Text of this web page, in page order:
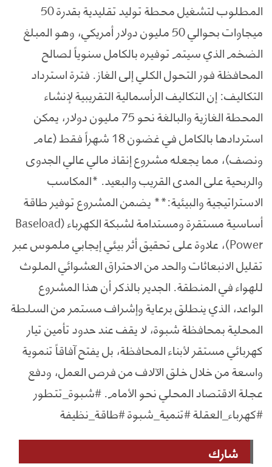
المطلوب لتشغيل محطة توليد تقليدية بقدرة 50
ميجاوات بحوالي 50 مليون دولار أمريكي، وهو المبلغ
الضخم الذي سيتم توفيره بالكامل سنوياً لصالح
المحافظة فور التحول الكلي إلى الغاز. فترة استرداد
التكاليف: إن التكاليف الرأسمالية التقريبية لإنشاء
المحطة الغازية والبالغة نحو 75 مليون دولار، يمكن
استردادها بالكامل في غضون 18 شهراً فقط (عام
ونصف)، مما يجعله مشروع إنقاذ مالي عالي الجدوى
والربحية على المدى القريب والبعيد. *المكاسب
الاستراتيجية والبيئية:** يضمن المشروع توفير طاقة
أساسية مستقرة ومستدامة لشبكة الكهرباء (Baseload
Power)، علاوة على تحقيق أثر بيئي إيجابي ملموس عبر
تقليل الانبعاثات والحد من الاحتراق العشوائي الملوث
للهواء في المنطقة. الجدير بالذكر أن هذا المشروع
الواعد، الذي ينطلق برعاية وإشراف مستمر من السلطة
المحلية بمحافظة شبوة، لا يقف عند حدود تأمين تيار
كهربائي مستقر لأبناء المحافظة، بل يفتح آفاقاً تنموية
واسعة من خلال خلق الآلاف من فرص العمل، ودفع
عجلة الاقتصاد المحلي نحو الأمام. #شبوة_تتطور
#كهرباء_العقلة #تنمية_شبوة #طاقة_نظيفة
شارك